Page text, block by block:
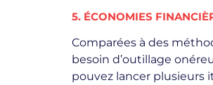
5. ÉCONOMIES
Comparées à des
besoin d’outillage
pouvez lancer plusieurs